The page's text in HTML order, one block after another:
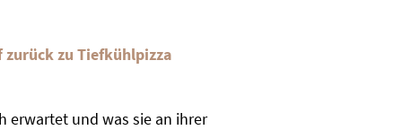
zu Tiefkühlpizza
erwartet und was sie an ihrer